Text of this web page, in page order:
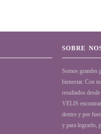
SOBRE
Somos grandes
bienestar. Con
resultados
VELIS
dentro y por
y para lograrlo,